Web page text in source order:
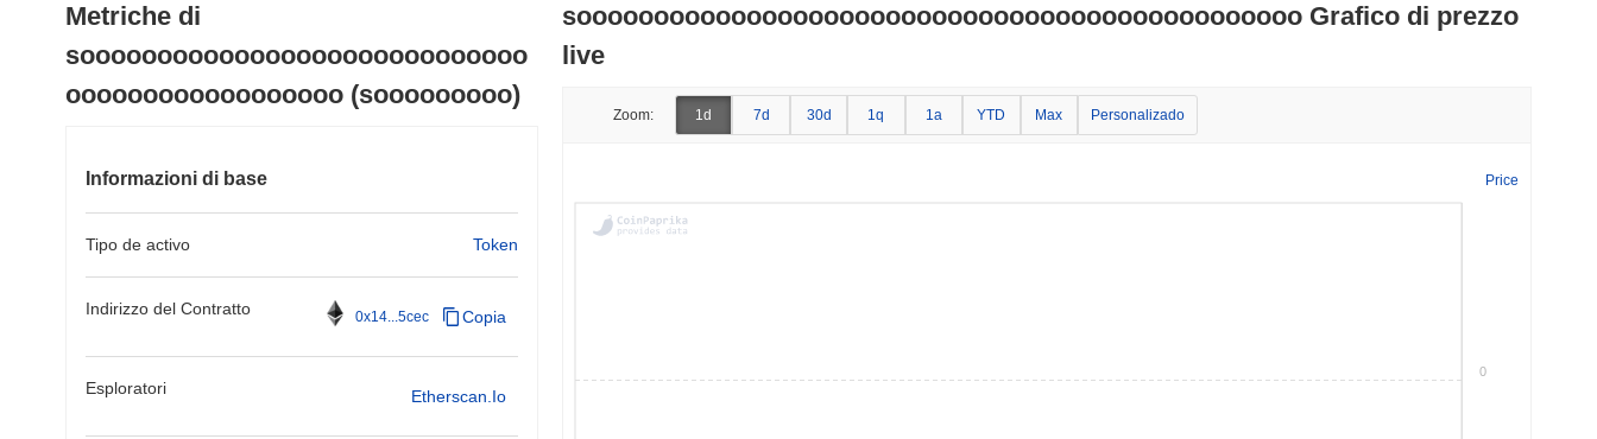
Metriche di
sooooooooooooooooooooooooooooo
oooooooooooooooooo (sooooooooo)
Informazioni di base
Tipo de activo Token
Indirizzo del Contratto 0x14...5cec Copia
Esploratori Etherscan.io
sooooooooooooooooooooooooooooooooooooooooooooooo Grafico di prezzo
live
Zoom: 1d 7d 30d 1q 1a YTD Max Personalizado
Price
0